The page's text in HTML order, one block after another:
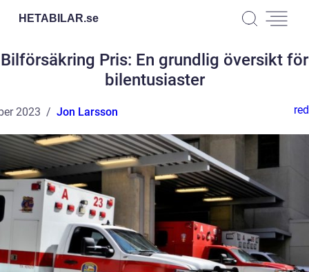
HETABILAR.se
Bilförsäkring Pris: En grundlig översikt för
bilentusiaster
2023 Jon Larsson